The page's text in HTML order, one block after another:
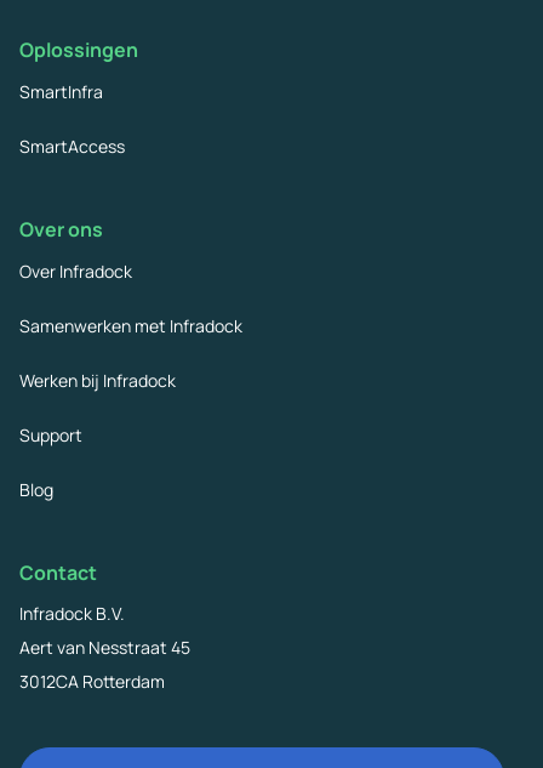
Oplossingen
SmartInfra
SmartAccess
Over ons
Over Infradock
Samenwerken met Infradock
Werken bij Infradock
Support
Blog
Contact
Infradock B.V.
Aert van Nesstraat 45
3012CA Rotterdam